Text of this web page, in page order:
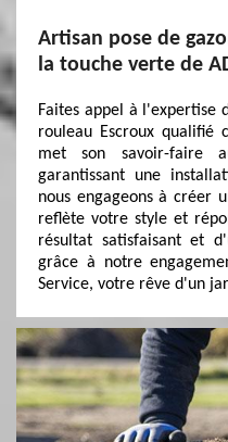
Artisan pose de
la touche verte de
Faites appel à l'expertise
rouleau Escroux qualifié
met son savoir-faire
garantissant une
nous engageons à créer
reflète votre style et
résultat satisfaisant et
grâce à notre
Service, votre rêve d'un